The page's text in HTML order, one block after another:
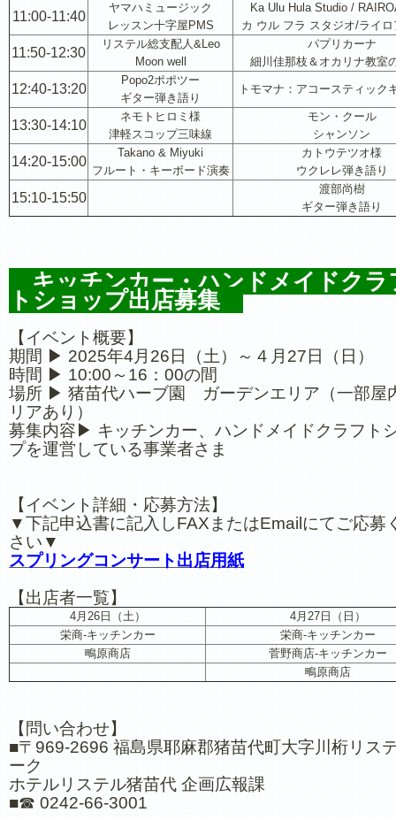
11:00-11:40
ヤマハミュージック
レッスン十字屋PMS
Ka Ulu Hula Studio /
カ ウル フラ スタジオ/ライ
11:50-12:30
リステル総支配人&Leo
Moon well
パプリカーナ
細川佳那枝＆オカリナ教室
12:40-13:20
Popo2ポポツー
ギター弾き語り
トモマナ：アコースティック
13:30-14:10
ネモトヒロミ様
津軽スコップ三味線
モン・クール
シャンソン
14:20-15:00
Takano & Miyuki
フルート・キーボード演奏
カトウテツオ様
ウクレレ弾き語り
15:10-15:50
渡部尚樹
ギター弾き語り
キッチンカー・ハンドメイドクラ
トショップ出店募集
【イベント概要】
期間 ▶ 2025年4月26日（土）～４月27日（日）
時間 ▶ 10:00～16：00の間
場所 ▶ 猪苗代ハーブ園 ガーデンエリア（一部屋
リアあり）
募集内容▶ キッチンカー、ハンドメイドクラフト
プを運営している事業者さま
【イベント詳細・応募方法】
▼下記申込書に記入しFAXまたはEmailにてご応募
さい▼
スプリングコンサート出店用紙
【出店者一覧】
4月26日（土）
4月27日（日）
栄商-キッチンカー
栄商-キッチンカー
鴫原商店
菅野商店-キッチンカー
鴫原商店
【問い合わせ】
■〒969-2696 福島県耶麻郡猪苗代町大字川桁リス
ーク
ホテルリステル猪苗代 企画広報課
■☎ 0242-66-3001